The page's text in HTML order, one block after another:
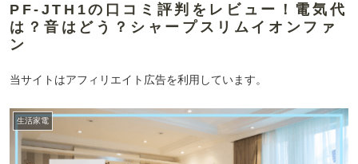
PF-JTH1の口コミ評判をレビュー！電気代
は？音はどう？シャープスリムイオンファ
ン
当サイトはアフィリエイト広告を利用しています。
生活家電